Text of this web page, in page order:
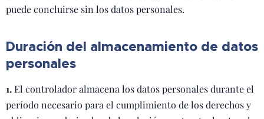
puede concluirse sin los datos personales.
Duración del almacenamiento de datos
personales
1.El controlador almacena los datos personales durante el
período necesario para el cumplimiento de los derechos y